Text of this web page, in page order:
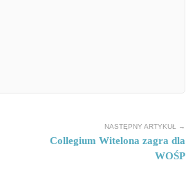
NASTĘPNY ARTYKUŁ →
Collegium Witelona zagra dla
WOŚP